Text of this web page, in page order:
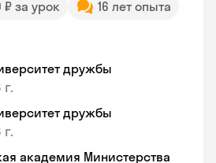
₽ за урок
16 лет опыта
дружбы
дружбы
академия Министерства